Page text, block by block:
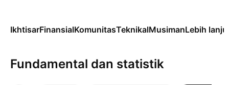
IkhtisarFinansialKomunitasTeknikalMusimanLebih
Fundamental dan statistik